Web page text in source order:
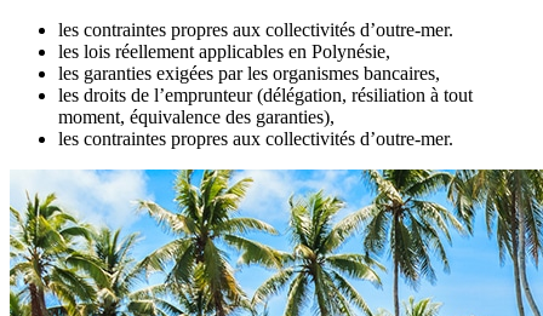
les contraintes propres aux collectivités d’outre-mer.
les lois réellement applicables en Polynésie,
les garanties exigées par les organismes bancaires,
les droits de l’emprunteur (délégation, résiliation à tout
moment, équivalence des garanties),
les contraintes propres aux collectivités d’outre-mer.